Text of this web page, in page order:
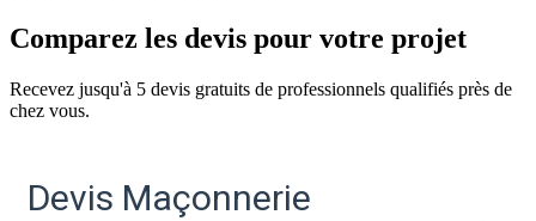
Comparez les devis pour votre projet
Recevez jusqu'à 5 devis gratuits de professionnels qualifiés près de
chez vous.
Devis Maçonnerie